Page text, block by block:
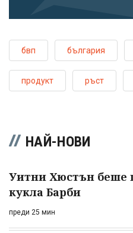
бвп българия
продукт ръст
НАЙ-НОВИ
Уитни Хюстън беше
кукла Барби
преди 25 мин